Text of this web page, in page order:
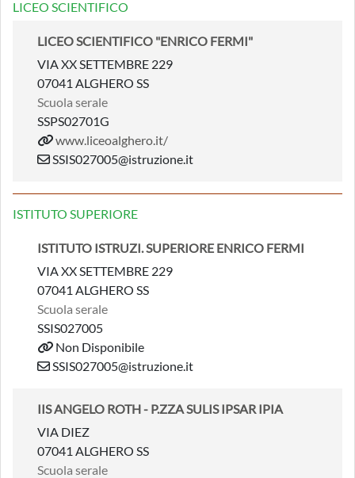
LICEO SCIENTIFICO
LICEO SCIENTIFICO "ENRICO FERMI"
VIA XX SETTEMBRE 229
07041 ALGHERO SS
Scuola serale
SSPS02701G
www.liceoalghero.it/
SSIS027005@istruzione.it
ISTITUTO SUPERIORE
ISTITUTO ISTRUZI. SUPERIORE ENRICO FERMI
VIA XX SETTEMBRE 229
07041 ALGHERO SS
Scuola serale
SSIS027005
Non Disponibile
SSIS027005@istruzione.it
IIS ANGELO ROTH - P.ZZA SULIS IPSAR IPIA
VIA DIEZ
07041 ALGHERO SS
Scuola serale